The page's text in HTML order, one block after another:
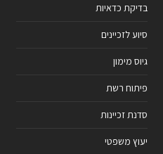
בדיקת כדאיות
סיוע לזכיינים
גיוס מימון
פיתוח רשת
סדנת זכיינות
יעוץ משפטי